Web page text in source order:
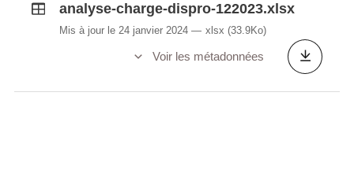
analyse-charge-dispro-122023.xlsx
Mis à jour le 24 janvier 2024 xlsx (33.9Ko)
Voir les métadonnées